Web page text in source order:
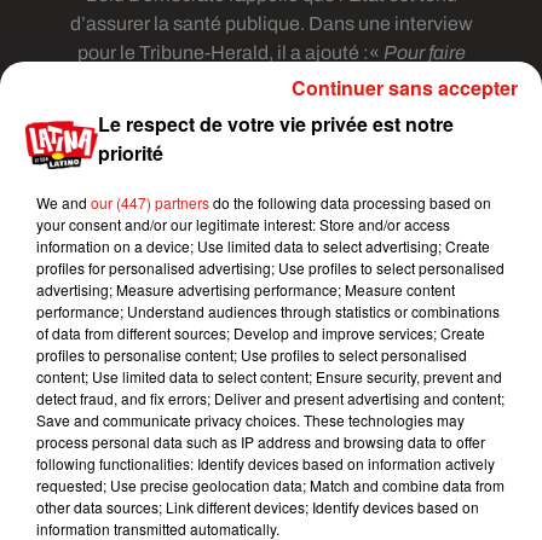
Publié : 7 février 2019 à 9h45 par Maud Tambellini
d’assurer la santé publique. Dans une interview
pour le Tribune-Herald, il a ajouté :« Pour faire
court, nous avons des indi­vi­dus forte­ment dépen­
nocive, qui a conçu une ciga­rette haute­ment
addic­tive tout en sachant qu’elle était très
mortelle».
Et de terminer par un argument massue : «
En
tant que légis­la­teurs, nous avons le devoir de faire
des choses qui sauve­ront la vie des gens. Si nous
n’in­ter­di­sons pas la ciga­rette, nous tuons des
gens.»
Mundo Latino
Le fourmilier géant fait son retour
en Argentine, et en pleine...
Le respect de votre vie privée est notre
priorité
We and our (447) partnersdo the following data processing based on
your consent and/or our legitimate interest: Store and/or access
information on a device; Use limited data to select advertising; Create
profiles for personalised advertising; Use profiles to select personalised
advertising; Measure advertising performance; Measure content
performance; Understand audiences through statistics or combinations
of data from different sources; Develop and improve services; Create
profiles to personalise content; Use profiles to select personalised
content; Use limited data to select content; Ensure security, prevent and
detect fraud, and fix errors; Deliver and present advertising and content;
Save and communicate privacy choices. These technologies may
process personal data such as IP address and browsing data to offer
following functionalities: Identify devices based on information actively
requested; Use precise geolocation data; Match and combine data from
other data sources; Link different devices; Identify devices based on
information transmitted automatically.
Continuer sans accepter